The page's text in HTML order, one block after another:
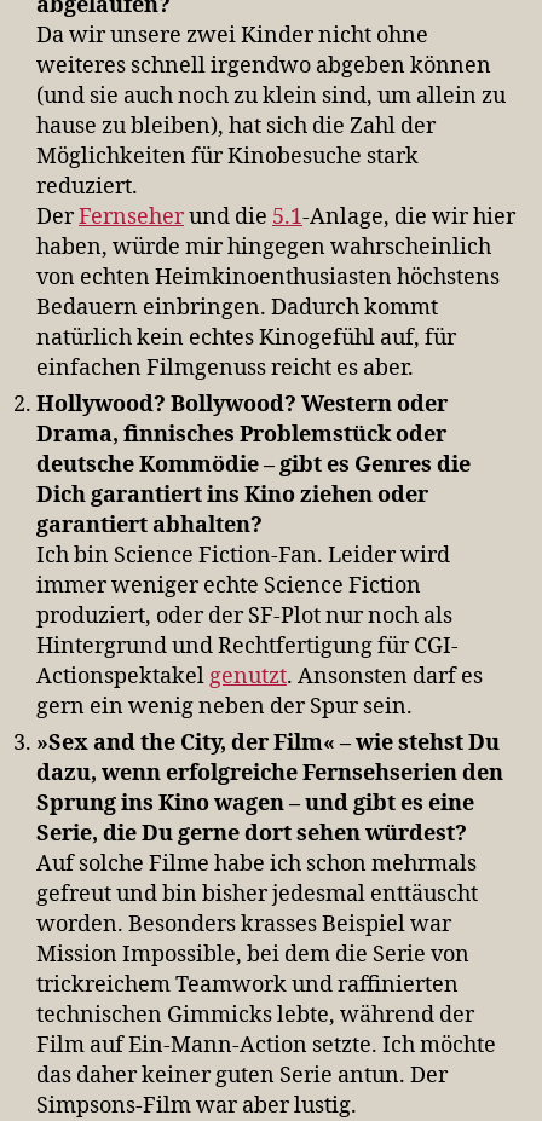
Da wir unsere zwei Kinder nicht ohne
weiteres schnell irgendwo abgeben können
(und sie auch noch zu klein sind, um allein zu
hause zu bleiben), hat sich die Zahl der
Möglichkeiten für Kinobesuche stark
reduziert.
DerFernseherund die 5.1-Anlage, die wir hier
haben, würde mir hingegen wahrscheinlich
von echten Heimkinoenthusiasten höchstens
Bedauern einbringen. Dadurch kommt
natürlich kein echtes Kinogefühl auf, für
einfachen Filmgenuss reicht es aber.
Hollywood? Bollywood? Western oder
Drama, finnisches Problemstück oder
deutsche Kommödie – gibt es Genres die
Dich garantiert ins Kino ziehen oder
garantiert abhalten?
Ich bin Science Fiction-Fan. Leider wird
immer weniger echte Science Fiction
produziert, oder der SF-Plot nur noch als
Hintergrund und Rechtfertigung für CGI-
Actionspektakelgenutzt. Ansonsten darf es
gern ein wenig neben der Spur sein.
»Sex and the City, der Film« – wie stehst Du
dazu, wenn erfolgreiche Fernsehserien den
Sprung ins Kino wagen – und gibt es eine
Serie, die Du gerne dort sehen würdest?
Auf solche Filme habe ich schon mehrmals
gefreut und bin bisher jedesmal enttäuscht
worden. Besonders krasses Beispiel war
Mission Impossible, bei dem die Serie von
trickreichem Teamwork und raffinierten
technischen Gimmicks lebte, während der
Film auf Ein-Mann-Action setzte. Ich möchte
das daher keiner guten Serie antun. Der
Simpsons-Film war aber lustig.